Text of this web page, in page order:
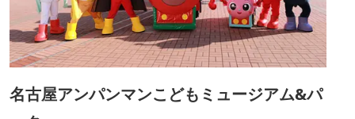
名古屋アンパンマンこどもミュージアム&パ